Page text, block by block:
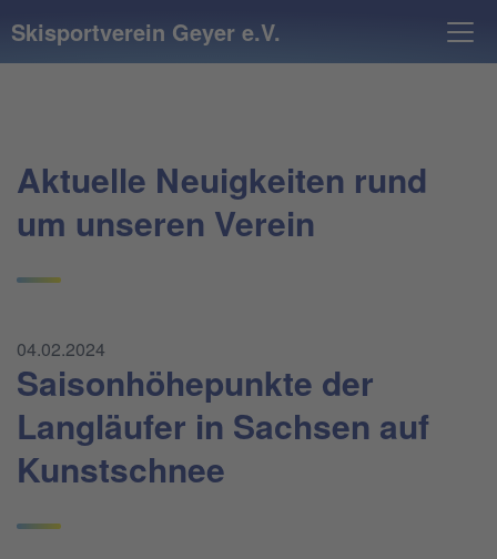
Skisportverein Geyer e.V.
Aktuelle Neuigkeiten rund
um unseren Verein
Saisonhöhepunkte der
Langläufer in Sachsen auf
Kunstschnee
04.02.2024